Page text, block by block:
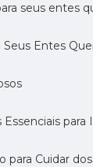
seus entes
Seus Entes
para
para Cuidar